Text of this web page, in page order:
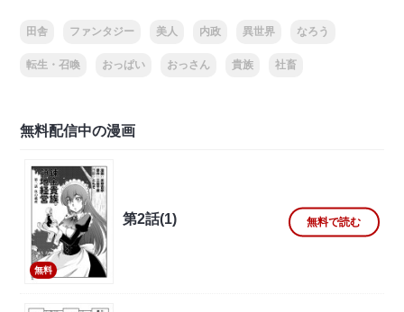
田舎 ファンタジー 美人 内政 異世界 なろう
転生・召喚 おっぱい おっさん 貴族 社畜
無料配信中の漫画
無料
第2話(1) 無料で読む